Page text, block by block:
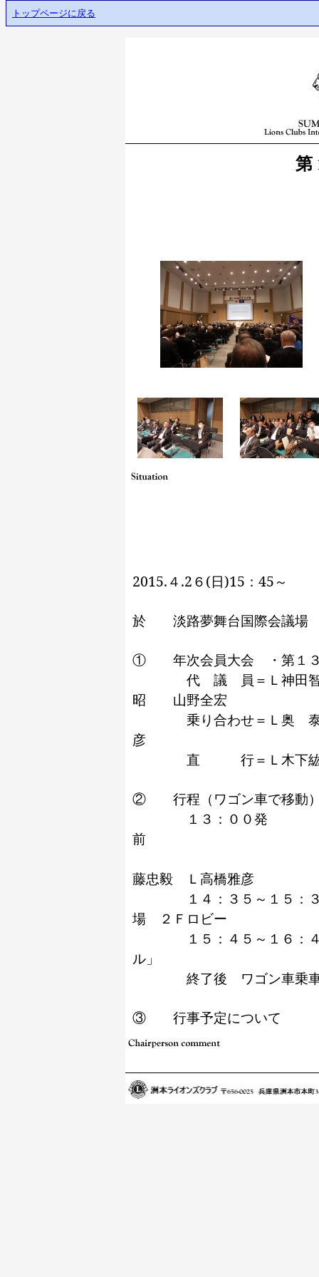
トップページに戻る
第
2015.４.2６(日)15：45～
於 淡路夢舞台国際会議場
① 年次会員大会 ・第１３
代 議 員＝Ｌ神田智康
昭 山野全宏
乗り合わせ＝Ｌ奥 泰
彦
直 行＝Ｌ木下紘一
② 行程（ワゴン車で移動
１３：００発
藤忠毅 Ｌ高橋雅彦
１４：３５～１５：３
場 ２Ｆロビー
１５：４５～１６：４
ル」
終了後 ワゴン車乗車後
③ 行事予定